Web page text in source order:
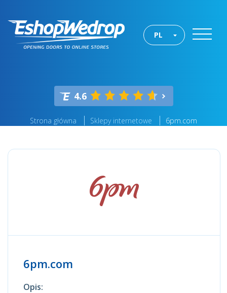
PL
4.6
Strona główna Sklepy internetowe 6pm.com
6pm.com
Opis: